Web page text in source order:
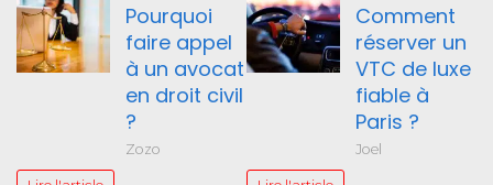
Pourquoi
faire appel
à un avocat
en droit civil
?
Zozo
Comment
réserver un
VTC de luxe
fiable à
Paris ?
Joel